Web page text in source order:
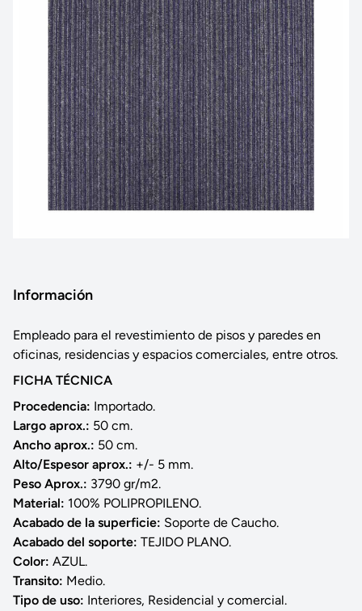
Información
Empleado para el revestimiento de pisos y paredes en
oficinas, residencias y espacios comerciales, entre otros.
FICHA TÉCNICA
Procedencia: Importado.
Largo aprox.: 50 cm.
Ancho aprox.: 50 cm.
Alto/Espesor aprox.: +/- 5 mm.
Peso Aprox.: 3790 gr/m2.
Material: 100% POLIPROPILENO.
Acabado de la superficie: Soporte de Caucho.
Acabado del soporte: TEJIDO PLANO.
Color: AZUL.
Transito: Medio.
Tipo de uso: Interiores, Residencial y comercial.